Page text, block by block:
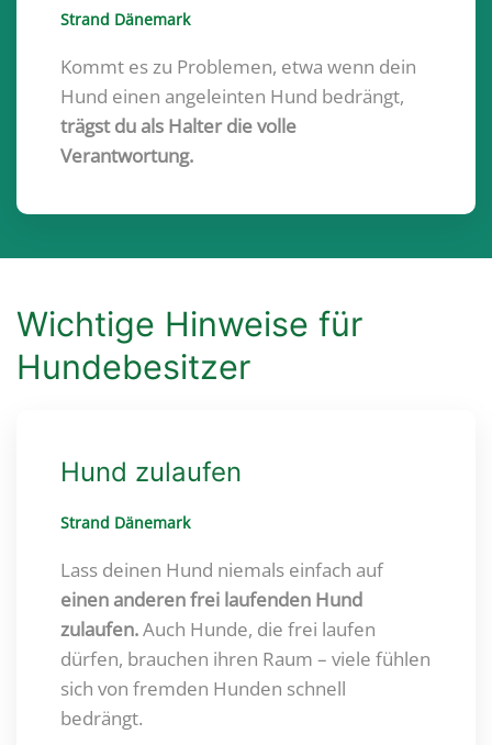
Strand Dänemark
Kommt es zu Problemen, etwa wenn dein
Hund einen angeleinten Hund bedrängt,
trägst du als Halter die volle
Verantwortung.
Wichtige Hinweise für
Hundebesitzer
Hund zulaufen
Strand Dänemark
Lass deinen Hund niemals einfach auf
einen anderen frei laufenden Hund
zulaufen.Auch Hunde, die frei laufen
dürfen, brauchen ihren Raum – viele fühlen
sich von fremden Hunden schnell
bedrängt.